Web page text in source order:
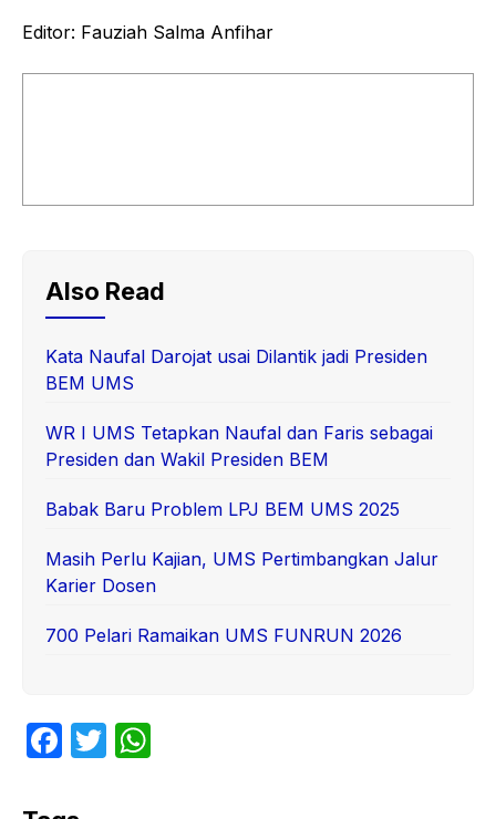
Editor: Fauziah Salma Anfihar
Also Read
Kata Naufal Darojat usai Dilantik jadi Presiden
BEM UMS
WR I UMS Tetapkan Naufal dan Faris sebagai
Presiden dan Wakil Presiden BEM
Babak Baru Problem LPJ BEM UMS 2025
Masih Perlu Kajian, UMS Pertimbangkan Jalur
Karier Dosen
700 Pelari Ramaikan UMS FUNRUN 2026
F
T